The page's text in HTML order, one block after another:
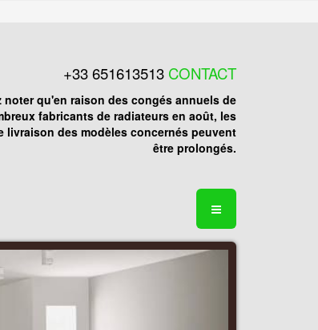
+33 651613513 CONTACT
noter qu'en raison des congés annuels de
fabricants de radiateurs en août, les
livraison des modèles concernés peuvent
être prolongés.